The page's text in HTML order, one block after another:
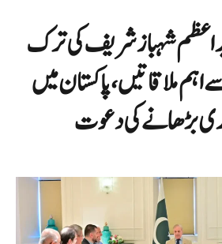
شہباز شریف کی ترک
ملاقاتیں، پاکستان میں
بڑھانے کی دعوت